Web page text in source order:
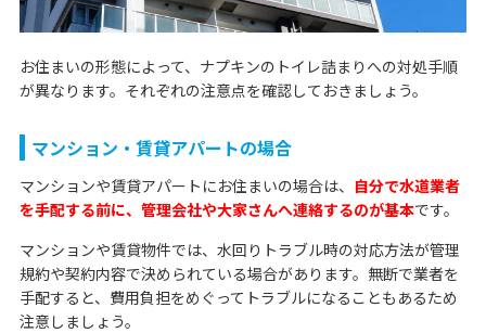
お住まいの形態によって、ナプキンのトイレ詰まりへの対処手順
が異なります。それぞれの注意点を確認しておきましょう。
マンション・賃貸アパートの場合
マンションや賃貸アパートにお住まいの場合は、 自分で水道業者
を手配する前に、管理会社や大家さんへ連絡するのが基本です。
マンションや賃貸物件では、水回りトラブル時の対応方法が管理
規約や契約内容で決められている場合があります。無断で業者を
手配すると、費用負担をめぐってトラブルになることもあるため
注意しましょう。